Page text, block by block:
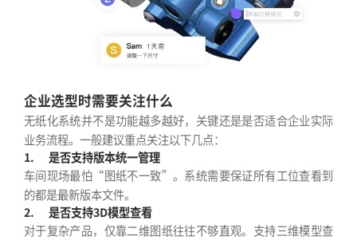
企业选型时需要关注什么
无纸化系统并不是功能越多越好，关键还是是否适合企业实际
业务流程。一般建议重点关注以下几点：
1. 是否支持版本统一管理
车间现场最怕“图纸不一致”。系统需要保证所有工位查看到
的都是最新版本文件。
2. 是否支持3D模型查看
对于复杂产品，仅靠二维图纸往往不够直观。支持三维模型查